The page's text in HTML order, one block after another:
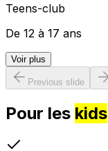
Teens-club
De 12 à 17 ans
Voir plus
Previous slide
Pour les kids